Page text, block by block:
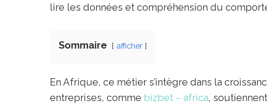
lire les données et compréhension du
Sommaire afficher
En Afrique, ce métier s’intègre dans la
entreprises, comme bizbet – africa,